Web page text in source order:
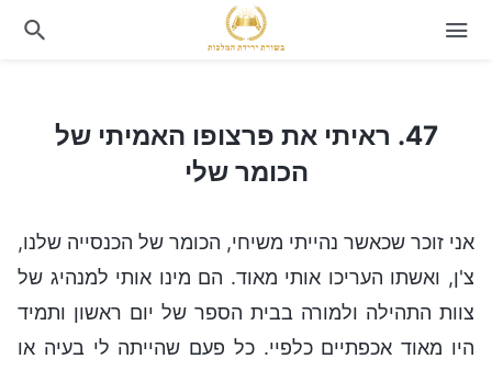
47. ראיתי את פרצופו האמיתי של הכומר שלי
47. ראיתי את פרצופו האמיתי של
הכומר שלי
אני זוכר שכאשר נהייתי משיחי, הכומר של הכנסייה שלנו,
צ'ן, ואשתו העריכו אותי מאוד. הם מינו אותי למנהיג של
צוות התהילה ולמורה בבית הספר של יום ראשון ותמיד
היו מאוד אכפתיים כלפיי. כל פעם שהייתה לי בעיה או